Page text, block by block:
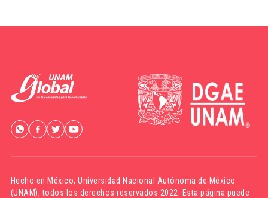
Hecho en México,Universidad Nacional Autónoma de México
(UNAM), todos los derechos reservados 2022. Esta página puede